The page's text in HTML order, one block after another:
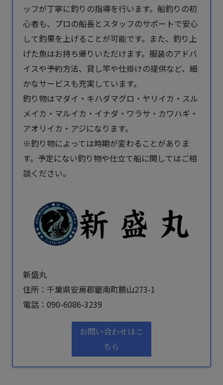
ッフが丁寧に釣りの指導を行います。船釣りの初
心者も、プロの船長とスタッフのサポートで安心
して釣果を上げることが可能です。また、釣り上
げた魚はお持ち帰りいただけます。服装のアドバ
イスや予約方法、貸し竿や仕掛けの提供など、細
かなサービスも充実しています。
釣り物はマダイ・キハダマグロ・ヤリイカ・スル
メイカ・マルイカ・イナダ・ワラサ・カワハギ・
アオリイカ・アジになります。
※釣り物によっては時期が変わることがありま
す。予定にない釣り物や仕立て船に関してはご相
談ください。
新盛丸
住所：千葉県安房郡鋸南町勝山273-1
電話： 090-6086-3239
お問い合わせはこ
ちら